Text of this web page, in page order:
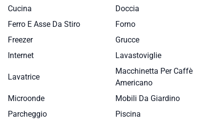
Cucina
Doccia
Ferro E Asse Da Stiro
Forno
Freezer
Grucce
Internet
Lavastoviglie
Lavatrice
Macchinetta Per Caffè
Americano
Microonde
Mobili Da Giardino
Parcheggio
Piscina